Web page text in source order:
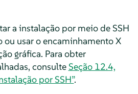
a instalação por meio de SSH
ou usar o encaminhamento X
gráfica. Para obter
consulteSeção 12.4,
por SSH”.